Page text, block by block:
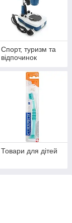
Спорт, туризм та
відпочинок
Товари для дітей